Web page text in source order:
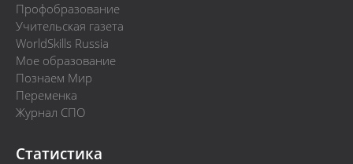
Профобразование
Учительская газета
WorldSkills Russia
Мое образование
Познаем Мир
Переменка
Журнал СПО
Статистика